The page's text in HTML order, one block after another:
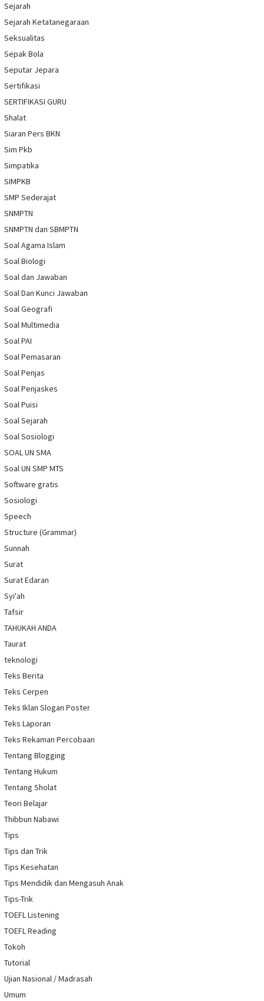
Sejarah
Sejarah Ketatanegaraan
Seksualitas
Sepak Bola
Seputar Jepara
Sertifikasi
SERTIFIKASI GURU
Shalat
Siaran Pers BKN
Sim Pkb
Simpatika
SIMPKB
SMP Sederajat
SNMPTN
SNMPTN dan SBMPTN
Soal Agama Islam
Soal Biologi
Soal dan Jawaban
Soal Dan Kunci Jawaban
Soal Geografi
Soal Multimedia
Soal PAI
Soal Pemasaran
Soal Penjas
Soal Penjaskes
Soal Puisi
Soal Sejarah
Soal Sosiologi
SOAL UN SMA
Soal UN SMP MTS
Software gratis
Sosiologi
Speech
Structure (Grammar)
Sunnah
Surat
Surat Edaran
Syi'ah
Tafsir
TAHUKAH ANDA
Taurat
teknologi
Teks Berita
Teks Cerpen
Teks Iklan Slogan Poster
Teks Laporan
Teks Rekaman Percobaan
Tentang Blogging
Tentang Hukum
Tentang Sholat
Teori Belajar
Thibbun Nabawi
Tips
Tips dan Trik
Tips Kesehatan
Tips Mendidik dan Mengasuh Anak
Tips-Trik
TOEFL Listening
TOEFL Reading
Tokoh
Tutorial
Ujian Nasional / Madrasah
Umum